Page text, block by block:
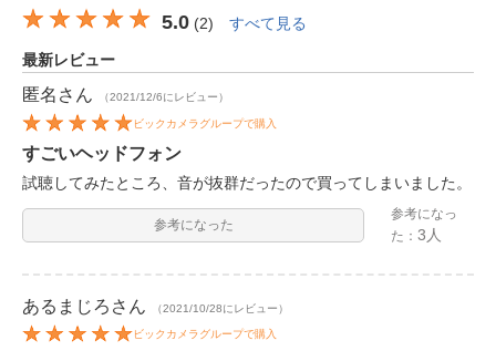
5.0 (2) すべて見る
最新レビュー
匿名 さん （2021/12/6にレビュー）
ビックカメラグループで購入
すごいヘッドフォン
試聴してみたところ、音が抜群だったので買ってしまいました。
参考になった
参考になっ
た：3人
あるまじろ さん （2021/10/28にレビュー）
ビックカメラグループで購入